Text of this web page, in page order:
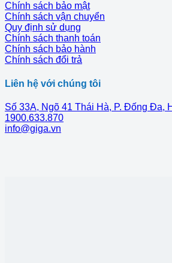
Chính sách bảo mật
Chính sách vận chuyển
Quy định sử dụng
Chính sách thanh toán
Chính sách bảo hành
Chính sách đổi trả
Liên hệ với chúng tôi
Số 33A, Ngõ 41 Thái Hà, P. Đống Đa,
1900.633.870
info@giga.vn